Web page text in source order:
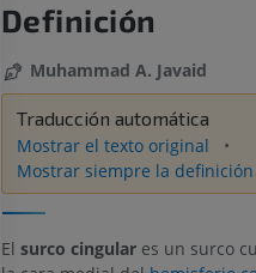
Definición
Muhammad A. Javaid
Traducción automática
Mostrar el texto original
Mostrar siempre la
El surco cingulares un surco